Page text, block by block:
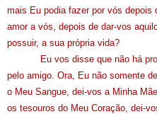
mais Eu podia fazer por vós depois
amor a vós, depois de dar-vos
possuir, a sua própria vida?
Eu vos disse que não há
pelo amigo. Ora, Eu não somente
o Meu Sangue, dei-vos a Minha
os tesouros do Meu Coração, dei-